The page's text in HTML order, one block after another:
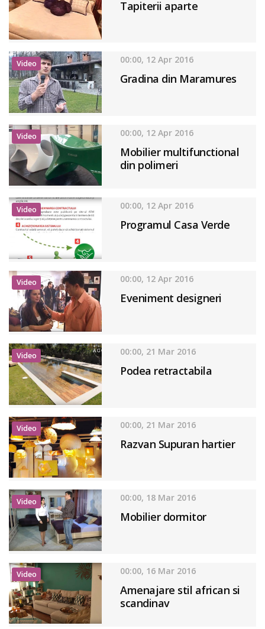
Tapiterii aparte
Video 00:00, 12 Apr 2016
Gradina din Maramures
Video 00:00, 12 Apr 2016
Mobilier multifunctional
din polimeri
Video 00:00, 12 Apr 2016
Programul Casa Verde
Video 00:00, 12 Apr 2016
Eveniment designeri
Video 00:00, 21 Mar 2016
Podea retractabila
Video 00:00, 21 Mar 2016
Razvan Supuran hartier
Video 00:00, 18 Mar 2016
Mobilier dormitor
Video 00:00, 16 Mar 2016
Amenajare stil african si
scandinav